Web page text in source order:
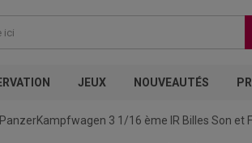
JEUX NOUVEAUTÉS
3 1/16 ème IR Billes Son et